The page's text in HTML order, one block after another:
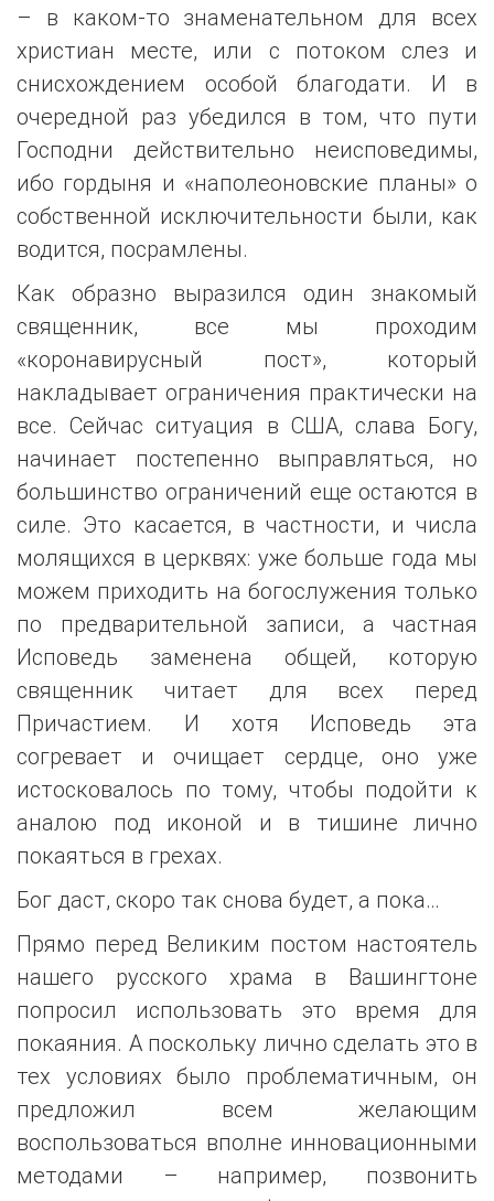
– в каком-то знаменательном для всех
христиан месте, или с потоком слез и
снисхождением особой благодати. И в
очередной раз убедился в том, что пути
Господни действительно неисповедимы,
ибо гордыня и «наполеоновские планы» о
собственной исключительности были, как
водится, посрамлены.
Как образно выразился один знакомый
священник, все мы проходим
«коронавирусный пост», который
накладывает ограничения практически на
все. Сейчас ситуация в США, слава Богу,
начинает постепенно выправляться, но
большинство ограничений еще остаются в
силе. Это касается, в частности, и числа
молящихся в церквях: уже больше года мы
можем приходить на богослужения только
по предварительной записи, а частная
Исповедь заменена общей, которую
священник читает для всех перед
Причастием. И хотя Исповедь эта
согревает и очищает сердце, оно уже
истосковалось по тому, чтобы подойти к
аналою под иконой и в тишине лично
покаяться в грехах.
Бог даст, скоро так снова будет, а пока…
Прямо перед Великим постом настоятель
нашего русского храма в Вашингтоне
попросил использовать это время для
покаяния. А поскольку лично сделать это в
тех условиях было проблематичным, он
предложил всем желающим
воспользоваться вполне инновационными
методами – например, позвонить